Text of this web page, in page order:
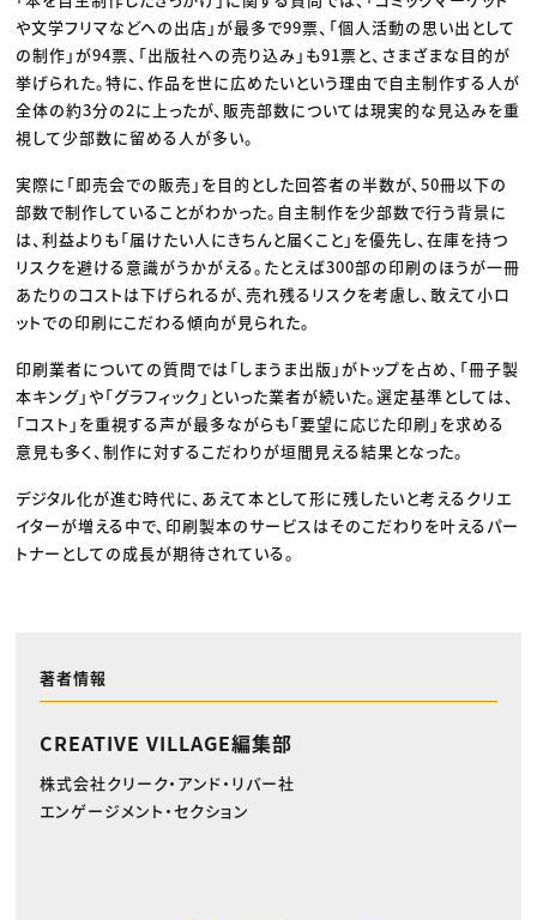
や文学フリマなどへの出店」が最多で99票、「個人活動の思い出として
の制作」が94票、「出版社への売り込み」も91票と、さまざまな目的が
挙げられた。特に、作品を世に広めたいという理由で自主制作する人が
全体の約3分の2に上ったが、販売部数については現実的な見込みを重
視して少部数に留める人が多い。
実際に「即売会での販売」を目的とした回答者の半数が、50冊以下の
部数で制作していることがわかった。自主制作を少部数で行う背景に
は、利益よりも「届けたい人にきちんと届くこと」を優先し、在庫を持つ
リスクを避ける意識がうかがえる。たとえば300部の印刷のほうが一冊
あたりのコストは下げられるが、売れ残るリスクを考慮し、敢えて小ロ
ットでの印刷にこだわる傾向が見られた。
印刷業者についての質問では「しまうま出版」がトップを占め、「冊子製
本キング」や「グラフィック」といった業者が続いた。選定基準としては、
「コスト」を重視する声が最多ながらも「要望に応じた印刷」を求める
意見も多く、制作に対するこだわりが垣間見える結果となった。
デジタル化が進む時代に、あえて本として形に残したいと考えるクリエ
イターが増える中で、印刷製本のサービスはそのこだわりを叶えるパー
トナーとしての成長が期待されている。
著者情報
CREATIVE VILLAGE編集部
株式会社クリーク・アンド・リバー社
エンゲージメント・セクション